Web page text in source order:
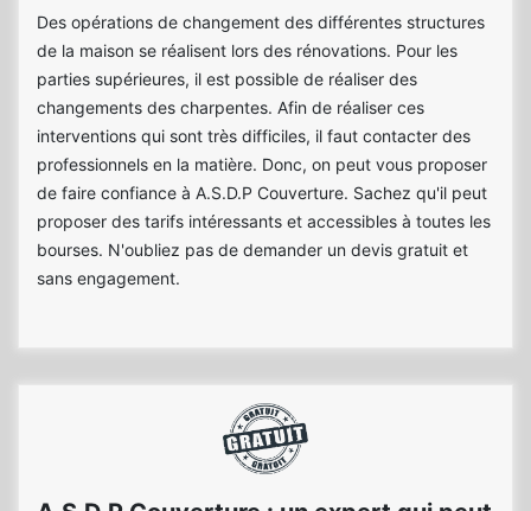
Des opérations de changement des différentes structures
de la maison se réalisent lors des rénovations. Pour les
parties supérieures, il est possible de réaliser des
changements des charpentes. Afin de réaliser ces
interventions qui sont très difficiles, il faut contacter des
professionnels en la matière. Donc, on peut vous proposer
de faire confiance à A.S.D.P Couverture. Sachez qu'il peut
proposer des tarifs intéressants et accessibles à toutes les
bourses. N'oubliez pas de demander un devis gratuit et
sans engagement.